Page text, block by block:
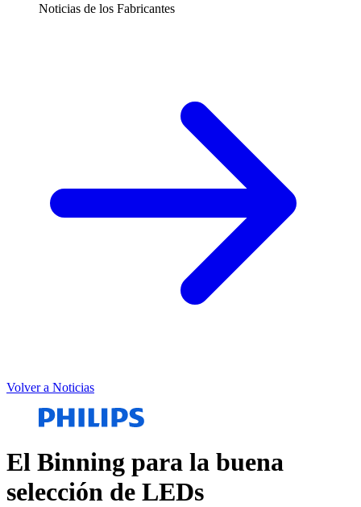
Noticias de los Fabricantes
Volver a Noticias
El Binning para la buena
selección de LEDs